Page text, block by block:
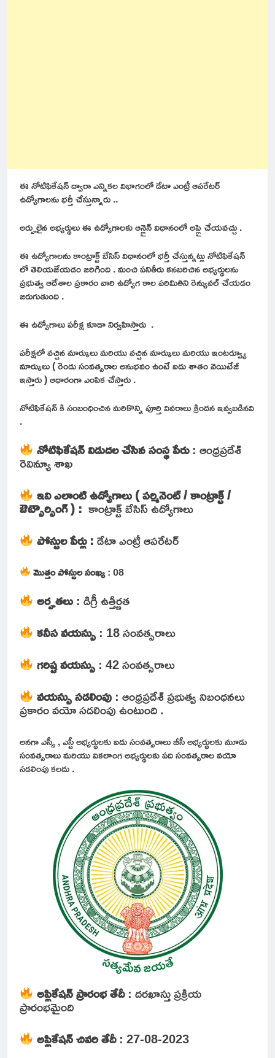
ఈ నోటిఫికేషన్ ద్వారా ఎన్నికల విభాగంలో డేటా ఎంట్రీ ఆపరేటర్
ఉద్యోగాలను భర్తీ చేస్తున్నారు ..
అర్హులైన అభ్యర్థులు ఈ ఉద్యోగాలకు ఆన్లైన్ విధానంలో అప్లై చేయవచ్చు .
ఈ ఉద్యోగాలను కాంట్రాక్ట్ బేసిస్ విధానంలో భర్తీ చేస్తున్నట్లు నోటిఫికేషన్
లో తెలియజేయడం జరిగింది . మంచి పనితీరు కనబరిచిన అభ్యర్థులను
ప్రభుత్వ ఆదేశాల ప్రకారం వారి ఉద్యోగ కాల పరిమితిని రెన్యువల్ చేయడం
జరుగుతుంది .
ఈ ఉద్యోగాలు పరీక్ష కూడా నిర్వహిస్తారు .
పరీక్షలో వచ్చిన మార్కులు మరియు వచ్చిన మార్కులు మరియు ఇంటర్వ్యూ
మార్కులు ( రెండు సంవత్సరాల అనుభవం ఉంటే ఐదు శాతం వెయిటేజీ
ఇస్తారు ) ఆధారంగా ఎంపిక చేస్తారు .
నోటిఫికేషన్ కి సంబంధించిన మరికొన్ని పూర్తి వివరాలు క్రిందన ఇవ్వబడినవి
.
నోటిఫికేషన్ విడుదల చేసిన సంస్థ పేరు: ఆంధ్రప్రదేశ్
రెవిన్యూ శాఖ
ఇవి ఎలాంటి ఉద్యోగాలు ( పర్మినెంట్ / కాంట్రాక్ట్ /
ఔట్సౌర్సింగ్ ) : కాంట్రాక్ట్ బేసిస్ ఉద్యోగాలు
పోస్టుల పేర్లు :డేటా ఎంట్రీ ఆపరేటర్
మొత్తం పోస్టుల సంఖ్య: 08
అర్హతలు: డిగ్రీ ఉత్తీర్ణత
కనీస వయస్సు: 18 సంవత్సరాలు
గరిష్ట వయస్సు: 42 సంవత్సరాలు
వయస్సు సడలింపు: ఆంధ్రప్రదేశ్ ప్రభుత్వ నిబంధనలు
ప్రకారం వయో సడలింపు ఉంటుంది .
అనగా ఎస్సీ , ఎస్టీ అభ్యర్థులకు ఐదు సంవత్సరాలు బీసీ అభ్యర్థులకు మూడు
సంవత్సరాలు మరియు వికలాంగ అభ్యర్థులకు పది సంవత్సరాల వయో
సడలింపు కలదు .
అప్లికేషన్ ప్రారంభ తేదీ: దరఖాస్తు ప్రక్రియ
ప్రారంభమైంది
అప్లికేషన్ చివరి తేదీ: 27-08-2023